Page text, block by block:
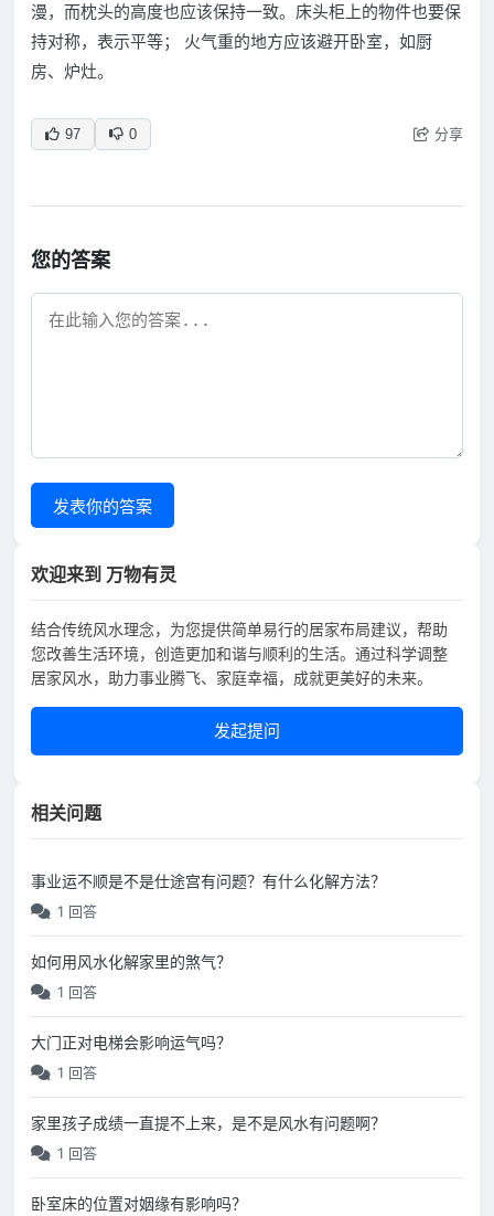
漫，而枕头的高度也应该保持一致。床头柜上的物件也要保
持对称，表示平等； 火气重的地方应该避开卧室，如厨
房、炉灶。
97 0 分享
您的答案
发表你的答案
欢迎来到 万物有灵
结合传统风水理念，为您提供简单易行的居家布局建议，帮助
您改善生活环境，创造更加和谐与顺利的生活。通过科学调整
居家风水，助力事业腾飞、家庭幸福，成就更美好的未来。
发起提问
相关问题
事业运不顺是不是仕途宫有问题？有什么化解方法？
1 回答
如何用风水化解家里的煞气？
1 回答
大门正对电梯会影响运气吗？
1 回答
家里孩子成绩一直提不上来，是不是风水有问题啊？
1 回答
卧室床的位置对姻缘有影响吗？